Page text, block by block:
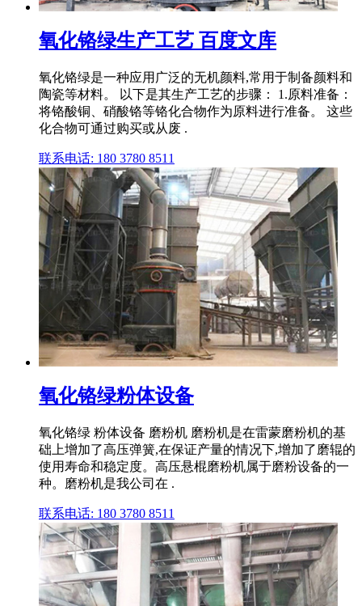
氧化铬绿生产工艺 百度文库
氧化铬绿是一种应用广泛的无机颜料,常用于制备颜料和
陶瓷等材料。 以下是其生产工艺的步骤： 1.原料准备：
将铬酸铜、硝酸铬等铬化合物作为原料进行准备。 这些
化合物可通过购买或从废 .
联系电话: 180 3780 8511
氧化铬绿粉体设备
氧化铬绿 粉体设备 磨粉机 磨粉机是在雷蒙磨粉机的基
础上增加了高压弹簧,在保证产量的情况下,增加了磨辊的
使用寿命和稳定度。高压悬棍磨粉机属于磨粉设备的一
种。磨粉机是我公司在 .
联系电话: 180 3780 8511